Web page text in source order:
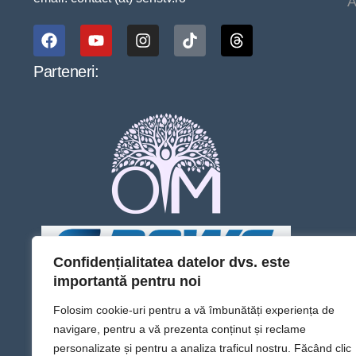
Confidențialitatea datelor dvs. este
importantă pentru noi
Folosim cookie-uri pentru a vă îmbunătăți experiența de
navigare, pentru a vă prezenta conținut și reclame
personalizate și pentru a analiza traficul nostru. Făcând clic
Parteneri: